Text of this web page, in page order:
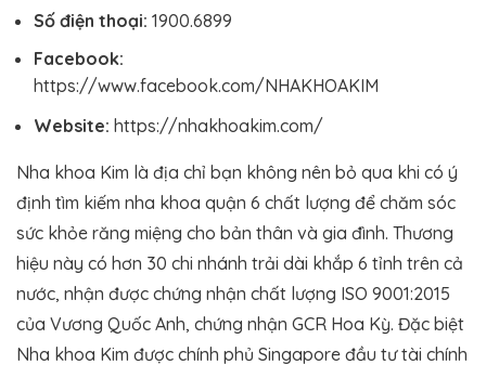
Số điện thoại: 1900.6899
Facebook:
https://www.facebook.com/NHAKHOAKIM
Website: https://nhakhoakim.com/
Nha khoa Kim là địa chỉ bạn không nên bỏ qua khi có ý
định tìm kiếm nha khoa quận 6 chất lượng để chăm sóc
sức khỏe răng miệng cho bản thân và gia đình. Thương
hiệu này có hơn 30 chi nhánh trải dài khắp 6 tỉnh trên cả
nước, nhận được chứng nhận chất lượng ISO 9001:2015
của Vương Quốc Anh, chứng nhận GCR Hoa Kỳ. Đặc biệt
Nha khoa Kim được chính phủ Singapore đầu tư tài chính